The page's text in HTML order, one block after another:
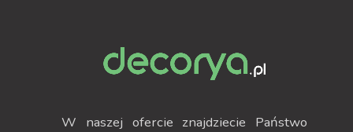
W naszej ofercie znajdziecie Państwo